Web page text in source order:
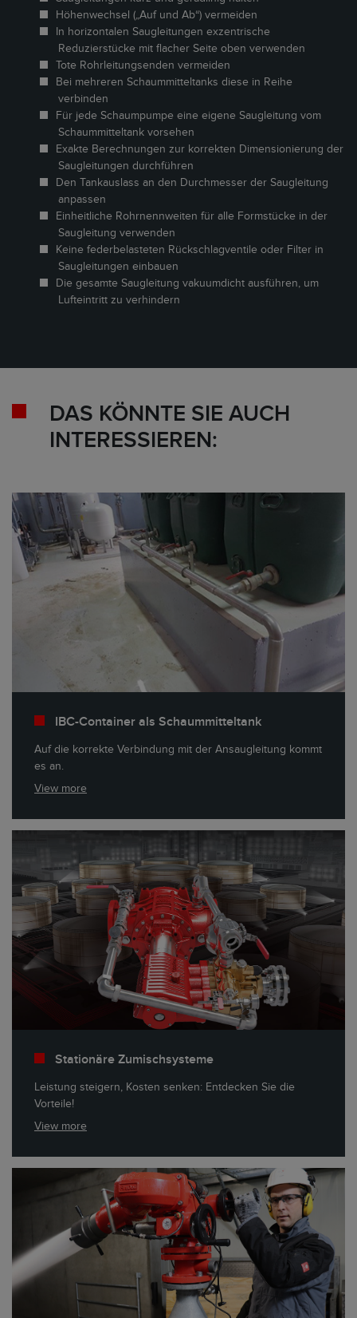
Höhenwechsel („Auf und Ab“) vermeiden
In horizontalen Saugleitungen exzentrische
Reduzierstücke mit flacher Seite oben verwenden
Tote Rohrleitungsenden vermeiden
Bei mehreren Schaummitteltanks diese in Reihe
verbinden
Für jede Schaumpumpe eine eigene Saugleitung vom
Schaummitteltank vorsehen
Exakte Berechnungen zur korrekten Dimensionierung der
Saugleitungen durchführen
Den Tankauslass an den Durchmesser der Saugleitung
anpassen
Einheitliche Rohrnennweiten für alle Formstücke in der
Saugleitung verwenden
Keine federbelasteten Rückschlagventile oder Filter in
Saugleitungen einbauen
Die gesamte Saugleitung vakuumdicht ausführen, um
Lufteintritt zu verhindern
DAS KÖNNTE SIE AUCH
INTERESSIEREN:
IBC-Container als Schaummitteltank
Auf die korrekte Verbindung mit der Ansaugleitung kommt
es an.
View more
Stationäre Zumischsysteme
Leistung steigern, Kosten senken: Entdecken Sie die
Vorteile!
View more